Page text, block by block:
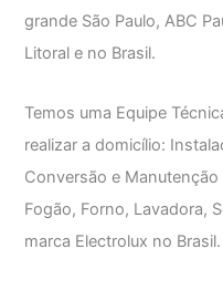
grande São Paulo, ABC
Litoral e no Brasil.
Temos uma Equipe
realizar a domicílio:
Conversão e Manutenção
Fogão, Forno, Lavadora,
marca Electrolux no Brasil.